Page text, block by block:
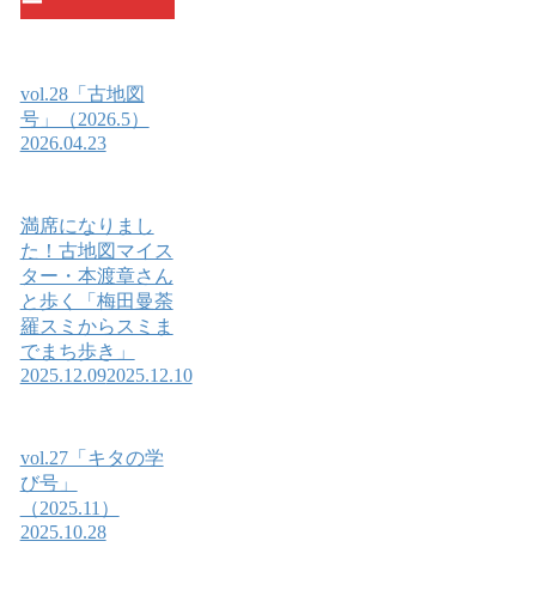
vol.28「古地図
号」（2026.5）
2026.04.23
満席になりまし
た！古地図マイス
ター・本渡章さん
と歩く「梅田曼荼
羅スミからスミま
でまち歩き」
2025.12.092025.12.10
vol.27「キタの学
び号」
（2025.11）
2025.10.28